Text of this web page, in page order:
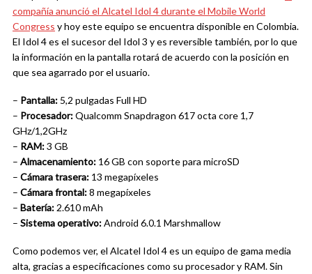
compañía anunció el Alcatel Idol 4 durante el Mobile World
Congress y hoy este equipo se encuentra disponible en Colombia.
El Idol 4 es el sucesor del Idol 3 y es reversible también, por lo que
la información en la pantalla rotará de acuerdo con la posición en
que sea agarrado por el usuario.
– Pantalla: 5,2 pulgadas Full HD
– Procesador:Qualcomm Snapdragon 617 octa core 1,7
GHz/1,2GHz
– RAM:3 GB
– Almacenamiento: 16 GB con soporte para microSD
– Cámara trasera: 13 megapíxeles
– Cámara frontal:8 megapíxeles
– Batería: 2.610 mAh
– Sistema operativo:Android 6.0.1 Marshmallow
Como podemos ver, el Alcatel Idol 4 es un equipo de gama media
alta, gracias a especificaciones como su procesador y RAM. Sin